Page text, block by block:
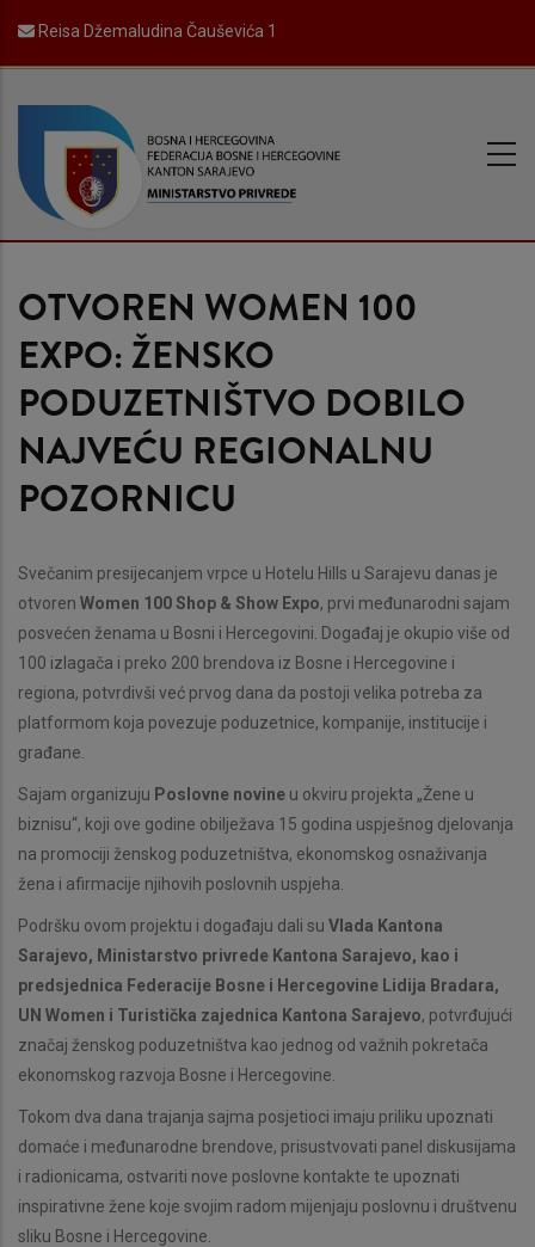
main
content
Reisa Džemaludina Čauševića 1
OTVOREN WOMEN 100
EXPO: ŽENSKO
PODUZETNIŠTVO DOBILO
NAJVEĆU REGIONALNU
POZORNICU
Svečanim presijecanjem vrpce u Hotelu Hills u Sarajevu danas je
otvoren Women 100 Shop & Show Expo, prvi međunarodni sajam
posvećen ženama u Bosni i Hercegovini. Događaj je okupio više od
100 izlagača i preko 200 brendova iz Bosne i Hercegovine i
regiona, potvrdivši već prvog dana da postoji velika potreba za
platformom koja povezuje poduzetnice, kompanije, institucije i
građane.
Sajam organizuju Poslovne novine u okviru projekta „Žene u
biznisu“, koji ove godine obilježava 15 godina uspješnog djelovanja
na promociji ženskog poduzetništva, ekonomskog osnaživanja
žena i afirmacije njihovih poslovnih uspjeha.
Podršku ovom projektu i događaju dali su Vlada Kantona
Sarajevo, Ministarstvo privrede Kantona Sarajevo, kao i
predsjednica Federacije Bosne i Hercegovine Lidija Bradara,
UN Women i Turistička zajednica Kantona Sarajevo, potvrđujući
značaj ženskog poduzetništva kao jednog od važnih pokretača
ekonomskog razvoja Bosne i Hercegovine.
Tokom dva dana trajanja sajma posjetioci imaju priliku upoznati
domaće i međunarodne brendove, prisustvovati panel diskusijama
i radionicama, ostvariti nove poslovne kontakte te upoznati
inspirativne žene koje svojim radom mijenjaju poslovnu i društvenu
sliku Bosne i Hercegovine.